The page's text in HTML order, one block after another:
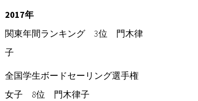
2017年
関東年間ランキング 3位 門木律
子
全国学生ボードセーリング選手権
女子 8位 門木律子